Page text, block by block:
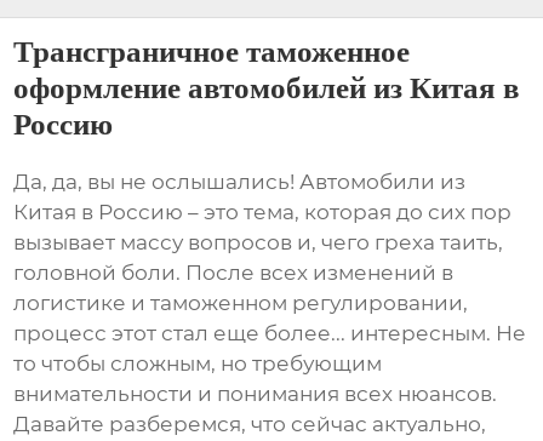
Трансграничное таможенное
оформление автомобилей из Китая в
Россию
Да, да, вы не ослышались! Автомобили из
Китая в Россию – это тема, которая до сих пор
вызывает массу вопросов и, чего греха таить,
головной боли. После всех изменений в
логистике и таможенном регулировании,
процесс этот стал еще более... интересным. Не
то чтобы сложным, но требующим
внимательности и понимания всех нюансов.
Давайте разберемся, что сейчас актуально,